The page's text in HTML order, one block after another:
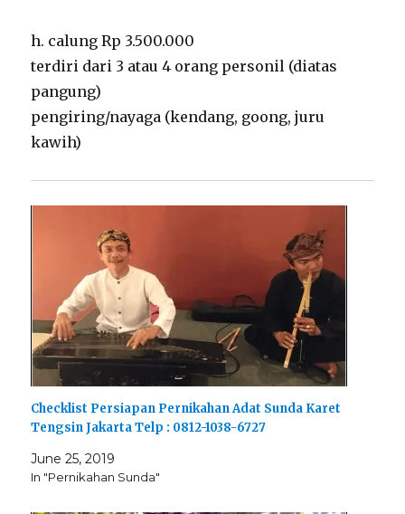
h. calung Rp 3.500.000
terdiri dari 3 atau 4 orang personil (diatas
pangung)
pengiring/nayaga (kendang, goong, juru
kawih)
Checklist Persiapan Pernikahan Adat Sunda Karet
Tengsin Jakarta Telp : 0812-1038-6727
June 25, 2019
In "Pernikahan Sunda"